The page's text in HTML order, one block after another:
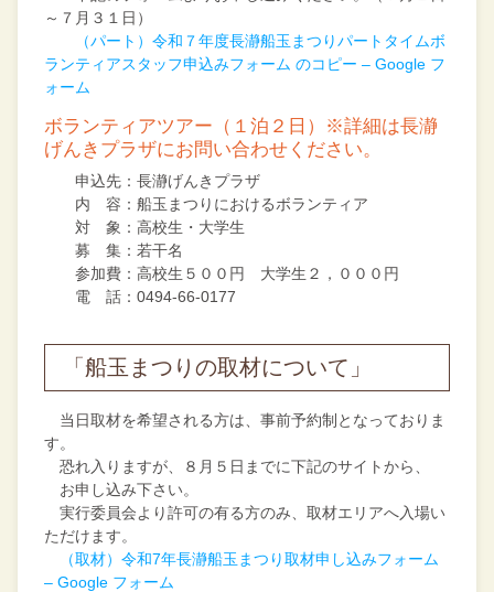
～７月３１日）
（パート）令和７年度長瀞船玉まつりパートタイムボ
ランティアスタッフ申込みフォーム のコピー – Google フ
ォーム
ボランティアツアー（１泊２日）※詳細は長瀞
げんきプラザにお問い合わせください。
申込先：長瀞げんきプラザ
内 容：船玉まつりにおけるボランティア
対 象：高校生・大学生
募 集：若干名
参加費：高校生５００円 大学生２，０００円
電 話：0494-66-0177
「船玉まつりの取材について」
当日取材を希望される方は、事前予約制となっておりま
す。
恐れ入りますが、８月５日までに下記のサイトから、
お申し込み下さい。
実行委員会より許可の有る方のみ、取材エリアへ入場い
ただけます。
（取材）令和7年長瀞船玉まつり取材申し込みフォーム
– Google フォーム